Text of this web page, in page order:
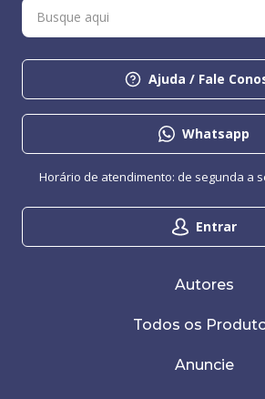
Ajuda / Fale
Whatsapp
Entrar
Horário de atendimento: de segunda a
Autores
Todos os
Anuncie